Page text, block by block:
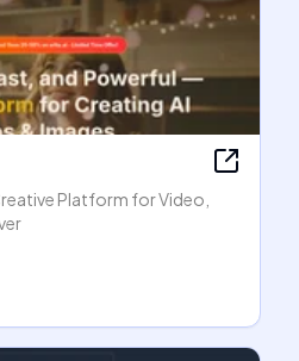
Platform for Video,